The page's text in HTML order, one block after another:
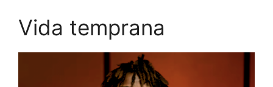
Vida temprana